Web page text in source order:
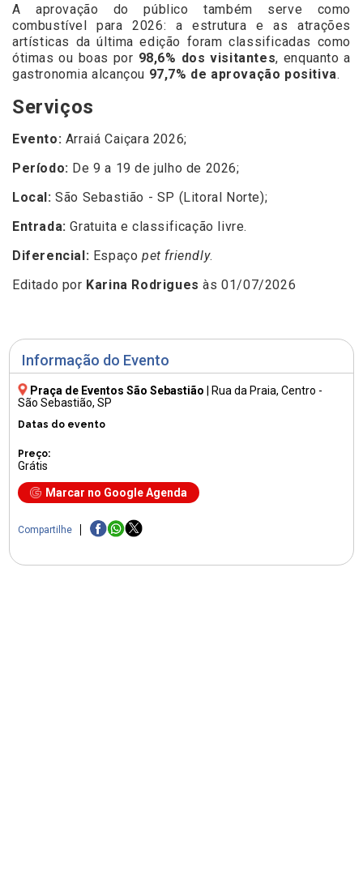
Informação do Evento
Praça de Eventos São Sebastião |Rua da Praia , Centro -
São Sebastião, SP
Datas do evento
Preço:
Grátis
Marcar no Google Agenda
Compartilhe
A aprovação do público também serve como
combustível para 2026: a estrutura e as atrações
artísticas da última edição foram classificadas como
ótimas ou boas por 98,6% dos visitantes, enquanto a
gastronomia alcançou 97,7% de aprovação positiva.
Serviços
Evento: Arraiá Caiçara 2026;
Período: De 9 a 19 de julho de 2026;
Local: São Sebastião - SP (Litoral Norte);
Entrada: Gratuita e classificação livre.
Diferencial: Espaçopet friendly.
Editado por Karina Rodrigues às 01/07/2026